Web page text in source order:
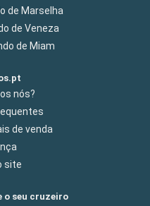
de Marselha
de Veneza
de Miam
nós?
de venda
site
o seu cruzeiro